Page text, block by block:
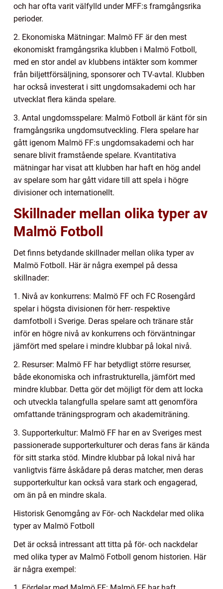
och har ofta varit välfylld under MFF:s framgångsrika
perioder.
2. Ekonomiska Mätningar: Malmö FF är den mest
ekonomiskt framgångsrika klubben i Malmö Fotboll,
med en stor andel av klubbens intäkter som kommer
från biljettförsäljning, sponsorer och TV-avtal. Klubben
har också investerat i sitt ungdomsakademi och har
utvecklat flera kända spelare.
3. Antal ungdomsspelare: Malmö Fotboll är känt för sin
framgångsrika ungdomsutveckling. Flera spelare har
gått igenom Malmö FF:s ungdomsakademi och har
senare blivit framstående spelare. Kvantitativa
mätningar har visat att klubben har haft en hög andel
av spelare som har gått vidare till att spela i högre
divisioner och internationellt.
Skillnader mellan olika typer av
Malmö Fotboll
Det finns betydande skillnader mellan olika typer av
Malmö Fotboll. Här är några exempel på dessa
skillnader:
1. Nivå av konkurrens: Malmö FF och FC Rosengård
spelar i högsta divisionen för herr- respektive
damfotboll i Sverige. Deras spelare och tränare står
inför en högre nivå av konkurrens och förväntningar
jämfört med spelare i mindre klubbar på lokal nivå.
2. Resurser: Malmö FF har betydligt större resurser,
både ekonomiska och infrastrukturella, jämfört med
mindre klubbar. Detta gör det möjligt för dem att locka
och utveckla talangfulla spelare samt att genomföra
omfattande träningsprogram och akademiträning.
3. Supporterkultur: Malmö FF har en av Sveriges mest
passionerade supporterkulturer och deras fans är kända
för sitt starka stöd. Mindre klubbar på lokal nivå har
vanligtvis färre åskådare på deras matcher, men deras
supporterkultur kan också vara stark och engagerad,
om än på en mindre skala.
Historisk Genomgång av För- och Nackdelar med olika
typer av Malmö Fotboll
Det är också intressant att titta på för- och nackdelar
med olika typer av Malmö Fotboll genom historien. Här
är några exempel: